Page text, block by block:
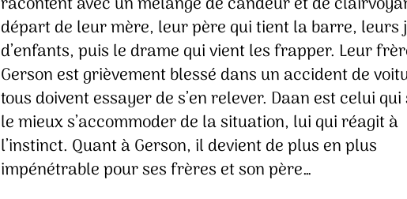
départ de leur mère, leur père qui tient la barre, leurs
d’enfants, puis le drame qui vient les frapper. Leur
Gerson est grièvement blessé dans un accident de
tous doivent essayer de s’en relever. Daan est celui
le mieux s’accommoder de la situation, lui qui réagit à
l’instinct. Quant à Gerson, il devient de plus en plus
impénétrable pour ses frères et son père…